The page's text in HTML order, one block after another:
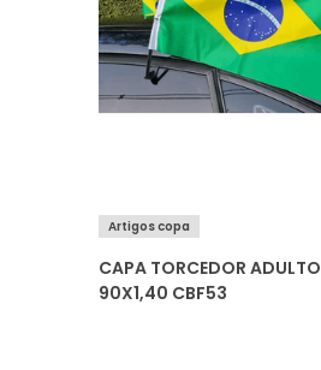
Artigos copa
CAPA TORCEDOR ADULTO
90X1,40 CBF53